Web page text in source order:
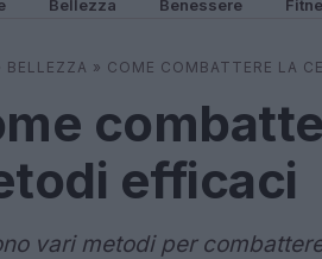
Bellezza Benessere
BELLEZZA » COME COMBATTERE LA
efficaci
vari metodi per